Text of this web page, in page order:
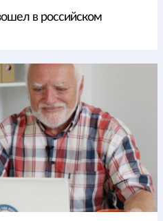
в российском